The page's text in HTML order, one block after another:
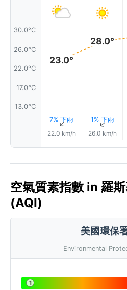
30.0°C
26.0°C
22.0°C
17.0°C
13.0°C
23.0°
7% 下雨
↑
22.0 km/h
28.0°
1% 下雨
↑
26.0 km/h
空氣質素指數 in 羅
(AQI)
美國環保
Environmental
1